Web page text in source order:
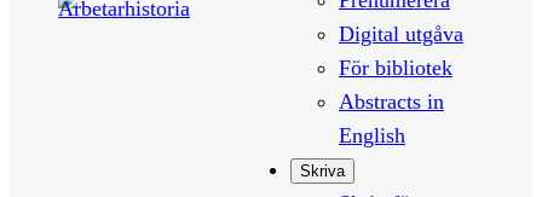
Digital utgåva
För bibliotek
Abstracts in
English
Skriva